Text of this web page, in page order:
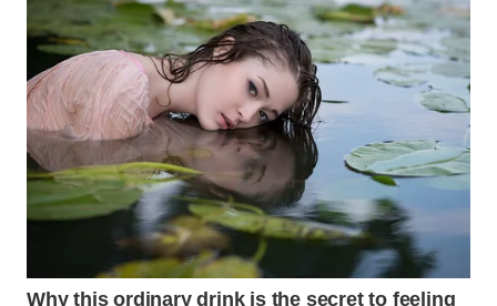
TINGGI
WN
PAKPAK
KARAWANG